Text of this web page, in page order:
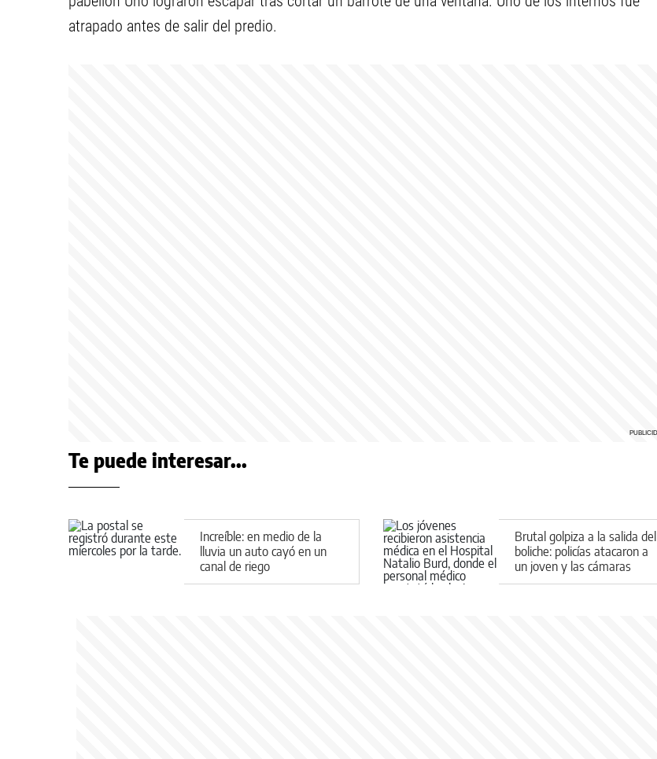
atrapado antes de salir del predio.
Te puede interesar...
Increíble: en medio de la
lluvia un auto cayó en un
canal de riego
Brutal golpiza a la salida del
boliche: policías atacaron a
un joven y las cámaras
registraron todo